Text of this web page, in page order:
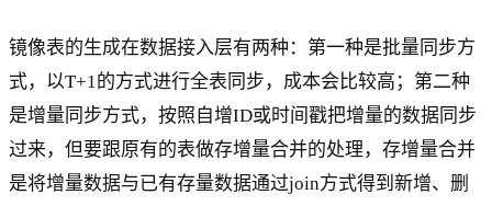
镜像表的生成在数据接入层有两种：第一种是批量同步方
式，以T+1的方式进行全表同步，成本会比较高；第二种
是增量同步方式，按照自增ID或时间戳把增量的数据同步
过来，但要跟原有的表做存增量合并的处理，存增量合并
是将增量数据与已有存量数据通过join方式得到新增、删